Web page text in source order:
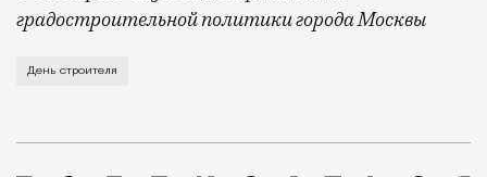
градостроительной политики города Москвы
В этом году профессиональный праздник День
День строителя